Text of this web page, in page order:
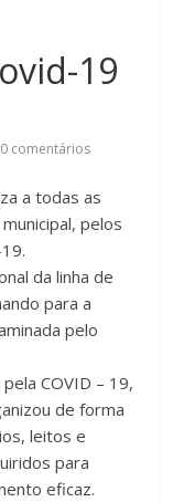
19
0 comentários
a todas as
pelos
da linha de
para a
pelo
COVID – 19,
de forma
leitos e
para
eficaz.